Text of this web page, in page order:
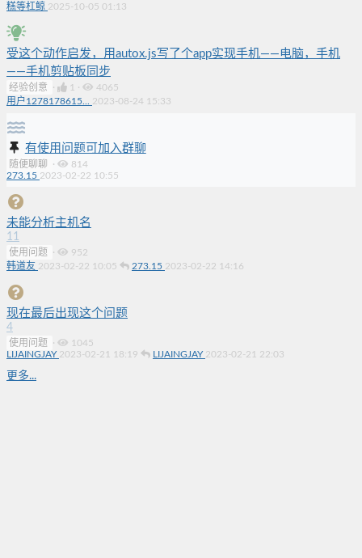
糕等杠鲸 2025-10-05 01:13
受这个动作启发，用autox.js写了个app实现手机——电脑，手机
——手机剪贴板同步
经验创意 · 1 ·
4065
用户1278178615... 2023-08-24 15:33
有使用问题可加入群聊
随便聊聊 ·
814
273.15 2023-02-22 10:55
未能分析主机名
11
使用问题 ·
952
韩道友 2023-02-22 10:05 273.15 2023-02-22 14:16
现在最后出现这个问题
4
使用问题 ·
1045
LIJAINGJAY 2023-02-21 18:19 LIJAINGJAY 2023-02-21 22:03
更多...